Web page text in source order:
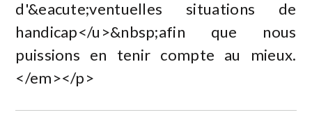
d'&eacute;ventuelles situations de
handicap</u>&nbsp;afin que nous
puissions en tenir compte au mieux.
</em></p>